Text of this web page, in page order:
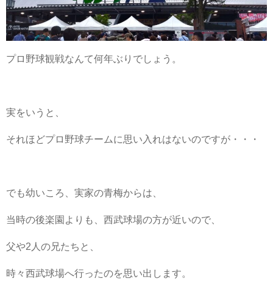
プロ野球観戦なんて何年ぶりでしょう。
実をいうと、
それほどプロ野球チームに思い入れはないのですが・・・
でも幼いころ、実家の青梅からは、
当時の後楽園よりも、西武球場の方が近いので、
父や2人の兄たちと、
時々西武球場へ行ったのを思い出します。